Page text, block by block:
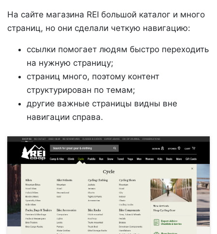
На сайте магазина REI большой каталог и много
страниц, но они сделали четкую навигацию:
ссылки помогает людям быстро переходить
на нужную страницу;
страниц много, поэтому контент
структурирован по темам;
другие важные страницы видны вне
навигации справа.